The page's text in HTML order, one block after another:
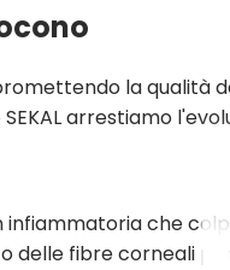
la qualità
arrestiamo
che
fibre corneali